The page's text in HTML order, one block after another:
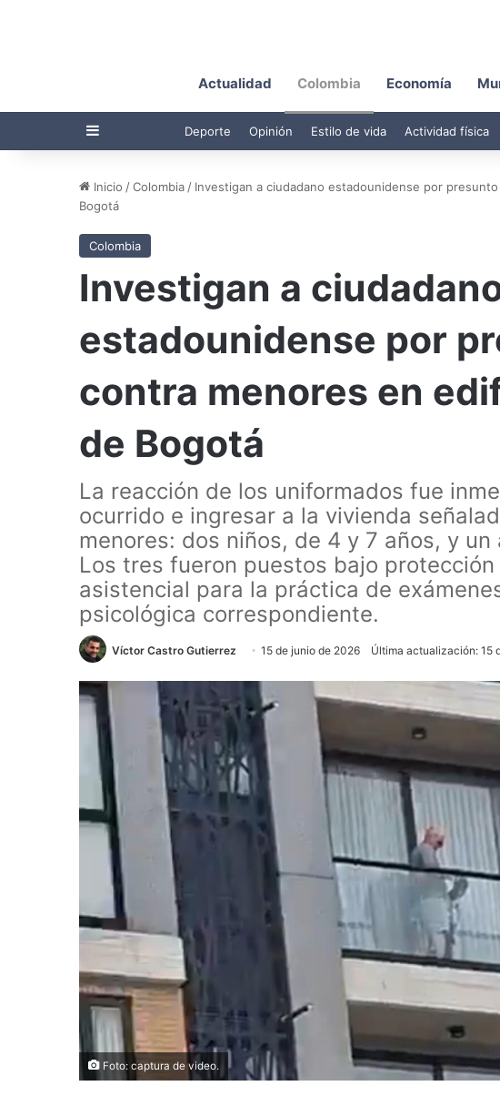
Actualidad Colombia Economía
Barra lateral Deporte Opinión Estilo de vida Actividad física
Inicio /Colombia / Investigan a ciudadano estadounidense por
Bogotá
Colombia
Investigan a
estadounidense por
contra menores en
de Bogotá
La reacción de los uniformados fue
ocurrido e ingresar a la vivienda
menores: dos niños, de 4 y 7 años, y
Los tres fueron puestos bajo
asistencial para la práctica de
psicológica correspondiente.
Víctor Castro Gutierrez 15 de junio de 2026 Última actualización: 15
Foto: captura de video.